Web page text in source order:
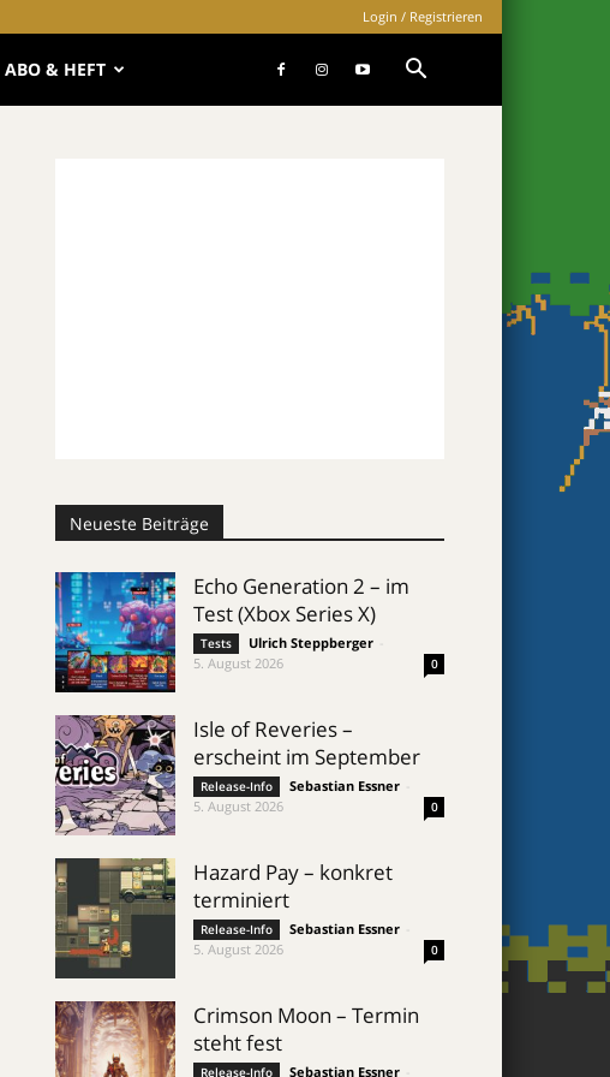
Login / Registrieren
ABO & HEFT
Neueste Beiträge
Echo Generation 2 – im
Test (Xbox Series X)
Tests Ulrich Steppberger
5. August 2026
0
Isle of Reveries –
erscheint im September
Release-Info Sebastian Essner
5. August 2026
0
Hazard Pay – konkret
terminiert
Release-Info Sebastian Essner
5. August 2026
0
Crimson Moon – Termin
steht fest
Release-Info Sebastian Essner